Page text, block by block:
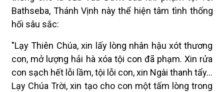
Bathseba, Thánh Vịnh này thể hiện tâm tình thống
hối sâu sắc:
"Lạy Thiên Chúa, xin lấy lòng nhân hậu xót thương
con, mở lượng hải hà xóa tội con đã phạm. Xin rửa
con sạch hết lỗi lầm, tội lỗi con, xin Ngài thanh tẩy...
Lạy Chúa Trời, xin tạo cho con một tấm lòng trong